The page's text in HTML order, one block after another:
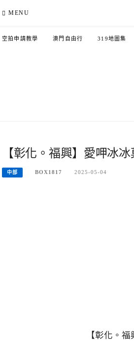
MENU
空拍申請教學 澳門自由行 319地圖集
【彰化。福興】愛呷冰
中部 BOX1817 2025-05-04
【彰化。